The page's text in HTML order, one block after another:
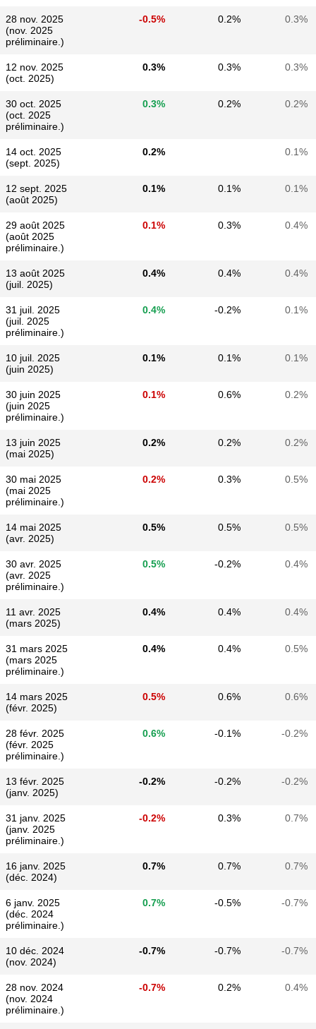
28 nov. 2025
(nov. 2025
préliminaire.)
-0.5% 0.2% 0.3%
12 nov. 2025
(oct. 2025)
0.3% 0.3% 0.3%
30 oct. 2025
(oct. 2025
préliminaire.)
0.3% 0.2% 0.2%
14 oct. 2025
(sept. 2025)
0.2% 0.1%
12 sept. 2025
(août 2025)
0.1% 0.1% 0.1%
29 août 2025
(août 2025
préliminaire.)
0.1% 0.3% 0.4%
13 août 2025
(juil. 2025)
0.4% 0.4% 0.4%
31 juil. 2025
(juil. 2025
préliminaire.)
0.4% -0.2% 0.1%
10 juil. 2025
(juin 2025)
0.1% 0.1% 0.1%
30 juin 2025
(juin 2025
préliminaire.)
0.1% 0.6% 0.2%
13 juin 2025
(mai 2025)
0.2% 0.2% 0.2%
30 mai 2025
(mai 2025
préliminaire.)
0.2% 0.3% 0.5%
14 mai 2025
(avr. 2025)
0.5% 0.5% 0.5%
30 avr. 2025
(avr. 2025
préliminaire.)
0.5% -0.2% 0.4%
11 avr. 2025
(mars 2025)
0.4% 0.4% 0.4%
31 mars 2025
(mars 2025
préliminaire.)
0.4% 0.4% 0.5%
14 mars 2025
(févr. 2025)
0.5% 0.6% 0.6%
28 févr. 2025
(févr. 2025
préliminaire.)
0.6% -0.1% -0.2%
13 févr. 2025
(janv. 2025)
-0.2% -0.2% -0.2%
31 janv. 2025
(janv. 2025
préliminaire.)
-0.2% 0.3% 0.7%
16 janv. 2025
(déc. 2024)
0.7% 0.7% 0.7%
6 janv. 2025
(déc. 2024
préliminaire.)
0.7% -0.5% -0.7%
10 déc. 2024
(nov. 2024)
-0.7% -0.7% -0.7%
28 nov. 2024
(nov. 2024
préliminaire.)
-0.7% 0.2% 0.4%